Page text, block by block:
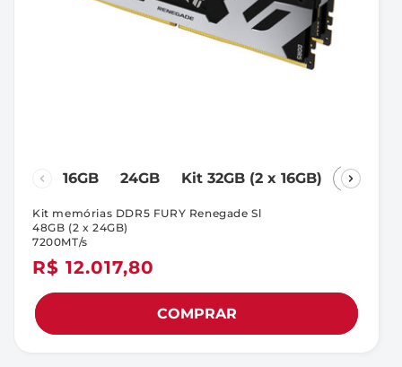
16GB 24GB Kit 32GB (2 x 16GB) Kit
Preço
normal
R$ 12.017,80
Kit memórias DDR5 FURY Renegade Sl
48GB (2 x 24GB)
7200MT/s
COMPRAR